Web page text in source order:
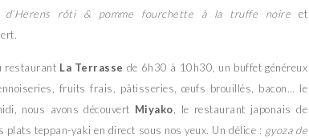
rôti & pomme fourchette à la truffe noire et
restaurant La Terrasse de 6h30 à 10h30, un buffet généreux
fruits frais, pâtisseries, œufs brouillés, bacon… le
nous avons découvert Miyako , le restaurant japonais de
plats teppan-yaki en direct sous nos yeux. Un délice : gyoza de